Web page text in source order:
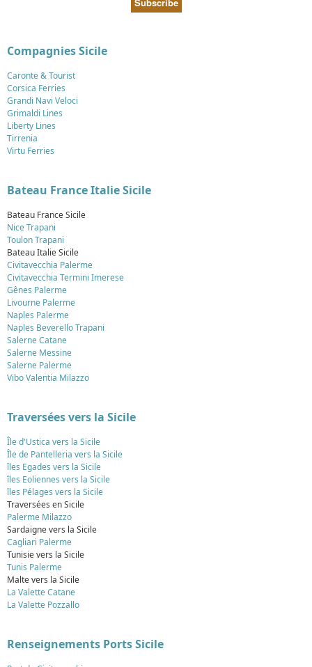
Compagnies Sicile
Caronte & Tourist
Corsica Ferries
Grandi Navi Veloci
Grimaldi Lines
Liberty Lines
Tirrenia
Virtu Ferries
Bateau France Italie Sicile
Bateau France Sicile
Nice Trapani
Toulon Trapani
Bateau Italie Sicile
Civitavecchia Palerme
Civitavecchia Termini Imerese
Gênes Palerme
Livourne Palerme
Naples Palerme
Naples Beverello Trapani
Salerne Catane
Salerne Messine
Salerne Palerme
Vibo Valentia Milazzo
Traversées vers la Sicile
Île d'Ustica vers la Sicile
Île de Pantelleria vers la Sicile
îles Egades vers la Sicile
îles Eoliennes vers la Sicile
îles Pélages vers la Sicile
Traversées en Sicile
Palerme Milazzo
Sardaigne vers la Sicile
Cagliari Palerme
Tunisie vers la Sicile
Tunis Palerme
Malte vers la Sicile
La Valette Catane
La Valette Pozzallo
Renseignements Ports Sicile